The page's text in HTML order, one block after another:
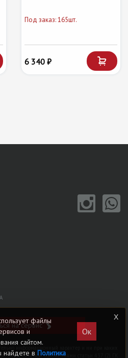
Под заказ: 165шт.
6 340 ₽
на сервис
информационный характер и ни при каких
определяемой положениями статьи 437 (2) ГK
файлы
и
сайтом.
найдете вПолитика
Ок